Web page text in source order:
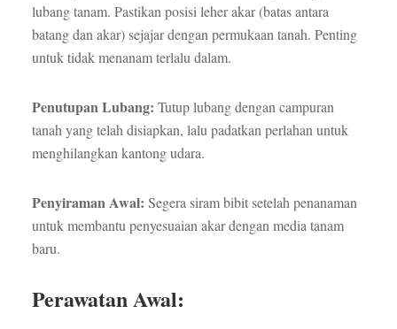
lubang tanam. Pastikan posisi leher akar (batas antara
batang dan akar) sejajar dengan permukaan tanah. Penting
untuk tidak menanam terlalu dalam.
Penutupan Lubang: Tutup lubang dengan campuran
tanah yang telah disiapkan, lalu padatkan perlahan untuk
menghilangkan kantong udara.
Penyiraman Awal: Segera siram bibit setelah penanaman
untuk membantu penyesuaian akar dengan media tanam
baru.
Perawatan Awal: